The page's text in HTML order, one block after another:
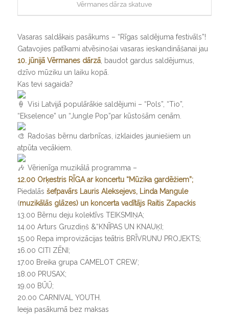
Vērmanes dārza skatuve
Vasaras saldākais pasākums – “Rīgas saldējuma festivāls”!
Gatavojies patīkami atvēsinošai vasaras ieskandināšanai jau
10. jūnijā Vērmanes dārzā, baudot gardus saldējumus,
dzīvo mūziku un laiku kopā.
Kas tevi sagaida?
Visi Latvijā populārākie saldējumi – “Pols”, “Tio”,
“Ekselence” un “Jungle Pop”par kūstošām cenām.
Radošas bērnu darbnīcas, izklaides jauniešiem un
atpūta vecākiem.
Vērienīga muzikālā programma –
12.00 Orķestris RĪGA ar koncertu “Mūzika gardēžiem”;
Piedalās šefpavārs Lauris Aleksejevs, Linda Mangule
(muzikālās glāzes) un koncerta vadītājs Raitis Zapackis
13.00 Bērnu deju kolektīvs TEIKSMIŅA;
14.00 Arturs Gruzdiņš &“KNĪPAS UN KNAUĶI;
15.00 Repa improvizācijas teātris BRĪVRUNU PROJEKTS;
16.00 CITI ZĒNI;
17.00 Breika grupa CAMELOT CREW;
18.00 PRUSAX;
19.00 BŪŪ;
20.00 CARNIVAL YOUTH.
Ieeja pasākumā bez maksas